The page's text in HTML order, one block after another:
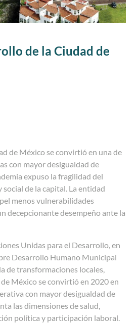
de la Ciudad de
de México se convirtió en una de
con mayor desigualdad de
expuso la fragilidad del
de la capital. La entidad
menos vulnerabilidades
decepcionante desempeño ante la
Unidas para el Desarrollo, en
Desarrollo Humano Municipal
de transformaciones locales,
México se convirtió en 2020 en
con mayor desigualdad de
las dimensiones de salud,
política y participación laboral.